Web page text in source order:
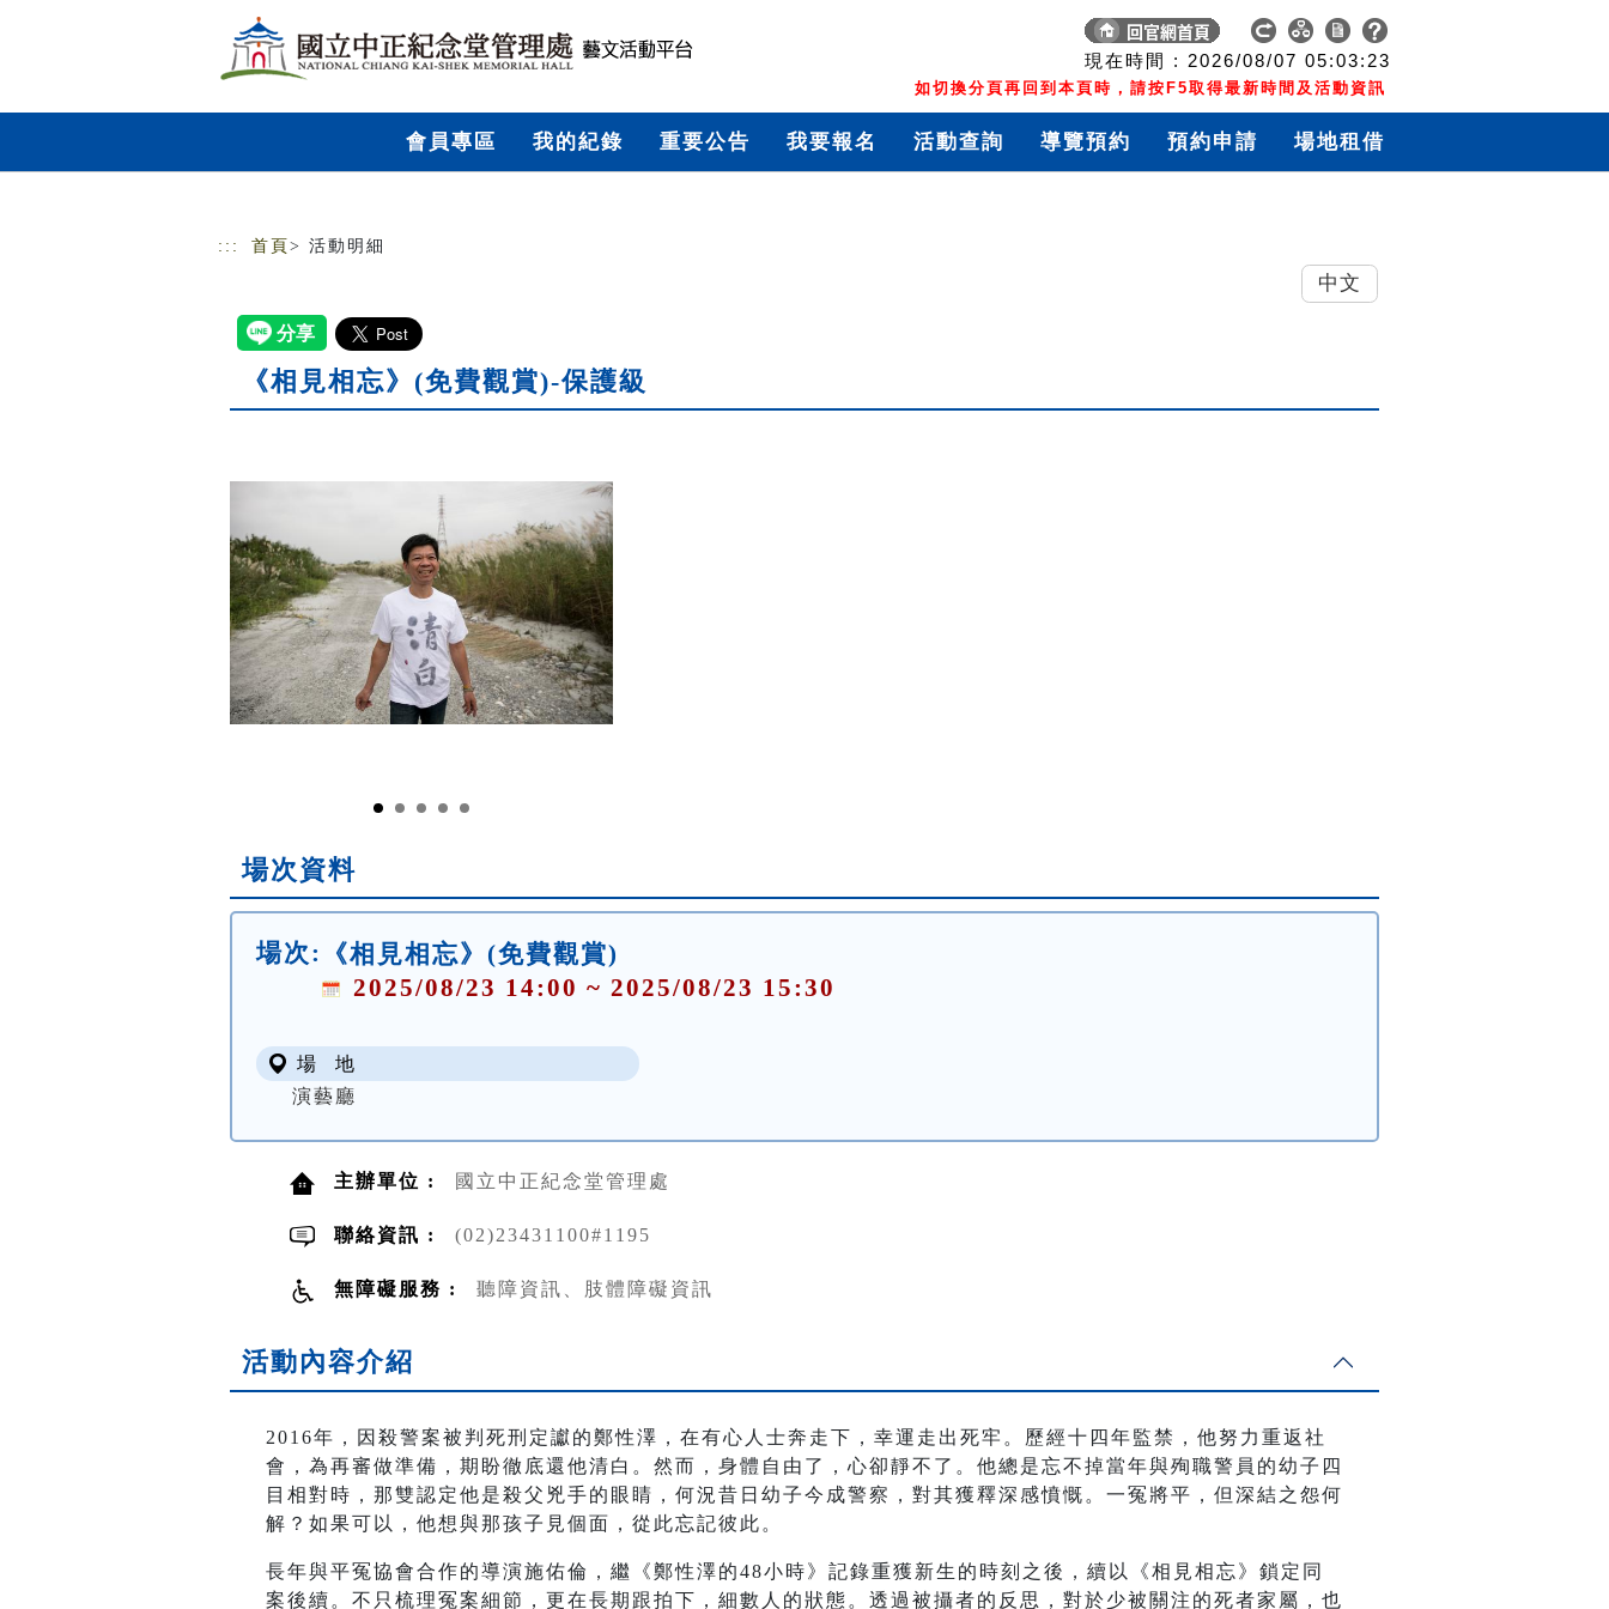
現在時間 : 2026/08/07 05:03:23
如切換分頁再回到本頁時，請按F5取得最新時間及活動資訊
會員專區 我的紀錄 重要公告 我要報名 活動查詢 導覽預約 預約申請 場地租借
::: 首頁 > 活動明細
《相見相忘》(免費觀賞)-保護級
場次資料
場次:
《相見相忘》(免費觀賞)
2025/08/23 14:00 ~ 2025/08/23 15:30
場 地
演藝廳
主辦單位 : 國立中正紀念堂管理處
聯絡資訊 : (02)23431100#1195
無障礙服務 : 聽障資訊、肢體障礙資訊
活動內容介紹
2016年，因殺警案被判死刑定讞的鄭性澤，在有心人士奔走下，幸運走出死牢。歷經十四年監禁，他努力重返社
會，為再審做準備，期盼徹底還他清白。然而，身體自由了，心卻靜不了。他總是忘不掉當年與殉職警員的幼子四
目相對時，那雙認定他是殺父兇手的眼睛，何況昔日幼子今成警察，對其獲釋深感憤慨。一冤將平，但深結之怨何
解？如果可以，他想與那孩子見個面，從此忘記彼此。
長年與平冤協會合作的導演施佑倫，繼《鄭性澤的48小時》記錄重獲新生的時刻之後，續以《相見相忘》鎖定同
案後續。不只梳理冤案細節，更在長期跟拍下，細數人的狀態。透過被攝者的反思，對於少被關注的死者家屬，也